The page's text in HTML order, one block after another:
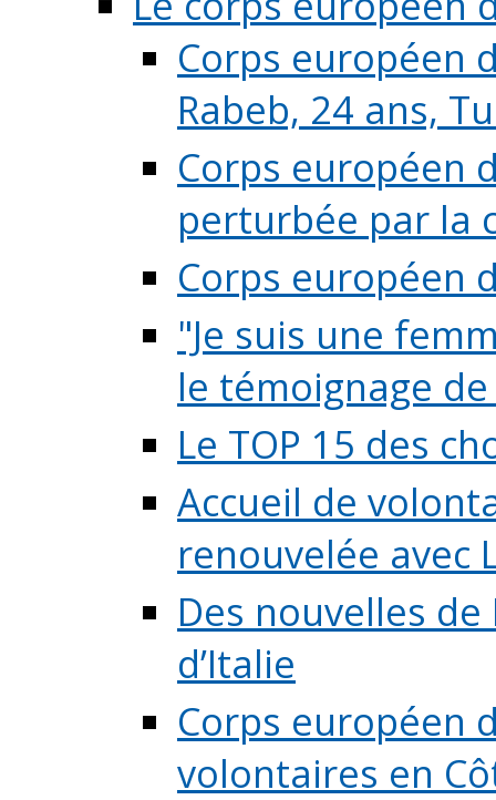
Corps européen
Rabeb, 24 ans,
Corps européen
perturbée par la
Corps européen
"Je suis une
le témoignage de
Le TOP 15 des
Accueil de
renouvelée avec
Des nouvelles
d’Italie
Corps européen
volontaires en